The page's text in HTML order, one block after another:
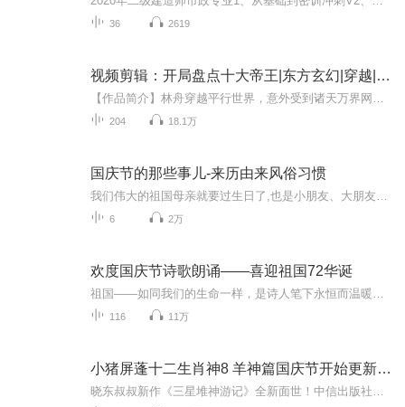
36 2619
视频剪辑：开局盘点十大帝王|东方玄幻|穿越|AI专辑
204 18.1万
国庆节的那些事儿-来历由来风俗习惯
6 2万
欢度国庆节诗歌朗诵——喜迎祖国72华诞
116 11万
小猪屏蓬十二生肖神8 羊神篇国庆节开始更新啦！